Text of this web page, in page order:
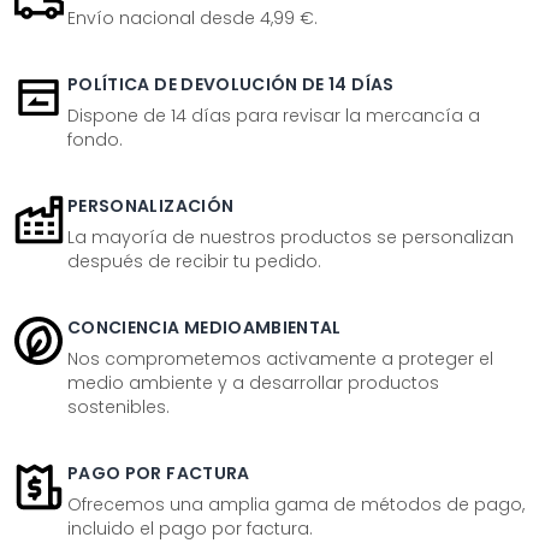
Envío nacional desde 4,99 €.
POLÍTICA DE DEVOLUCIÓN DE 14 DÍAS
Dispone de 14 días para revisar la mercancía a
fondo.
PERSONALIZACIÓN
La mayoría de nuestros productos se personalizan
después de recibir tu pedido.
CONCIENCIA MEDIOAMBIENTAL
Nos comprometemos activamente a proteger el
medio ambiente y a desarrollar productos
sostenibles.
PAGO POR FACTURA
Ofrecemos una amplia gama de métodos de pago,
incluido el pago por factura.